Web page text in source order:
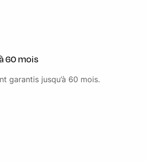
Turned Aluminium
pendant la durée de la garantie
5085
Adaptatif
de vitesse en métal
avec éclairage de courtoisie
60 mois
garantis jusqu’à 60 mois.